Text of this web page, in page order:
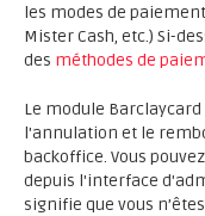
les modes de paiement
Mister Cash, etc.) Si-
des méthodes de
Le module
l'annulation et le
backoffice. Vous
depuis l'interface
signifie que vous